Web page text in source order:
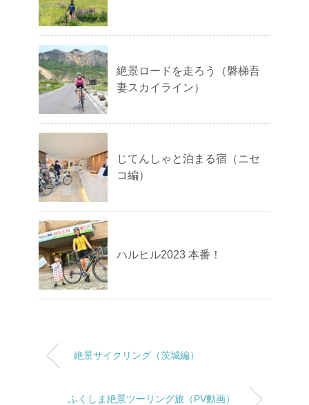
絶景ロードを走ろう（磐梯吾
妻スカイライン）
じてんしゃと泊まる宿（ニセ
コ編）
ハルヒル2023 本番！
絶景サイクリング（茨城編）
ふくしま絶景ツーリング旅（PV動画）